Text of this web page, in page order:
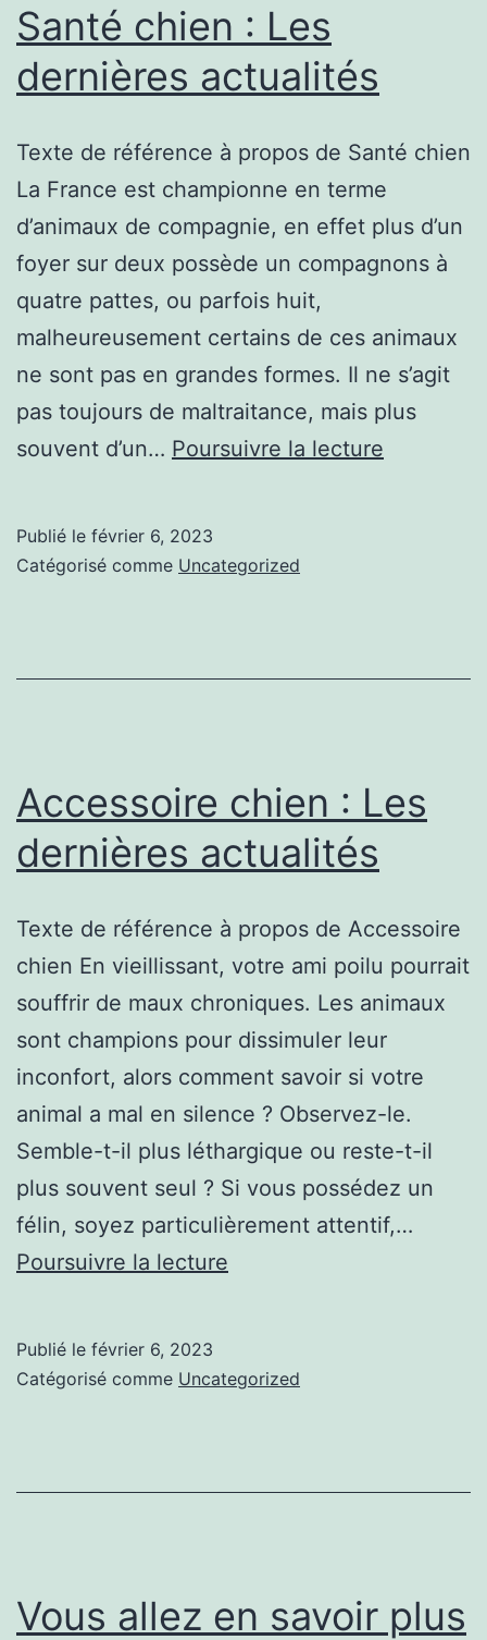
Santé chien : Les
dernières actualités
Texte de référence à propos de Santé chien
La France est championne en terme
d’animaux de compagnie, en effet plus d’un
foyer sur deux possède un compagnons à
quatre pattes, ou parfois huit,
malheureusement certains de ces animaux
ne sont pas en grandes formes. Il ne s’agit
pas toujours de maltraitance, mais plus
souvent d’un… Poursuivre la lecture
Publié le février 6, 2023
Catégorisé comme Uncategorized
Accessoire chien : Les
dernières actualités
Texte de référence à propos de Accessoire
chien En vieillissant, votre ami poilu pourrait
souffrir de maux chroniques. Les animaux
sont champions pour dissimuler leur
inconfort, alors comment savoir si votre
animal a mal en silence ? Observez-le.
Semble-t-il plus léthargique ou reste-t-il
plus souvent seul ? Si vous possédez un
félin, soyez particulièrement attentif,…
Poursuivre la lecture
Les
Publié le février 6, 2023
Catégorisé comme Uncategorized
Vous allez en savoir plus